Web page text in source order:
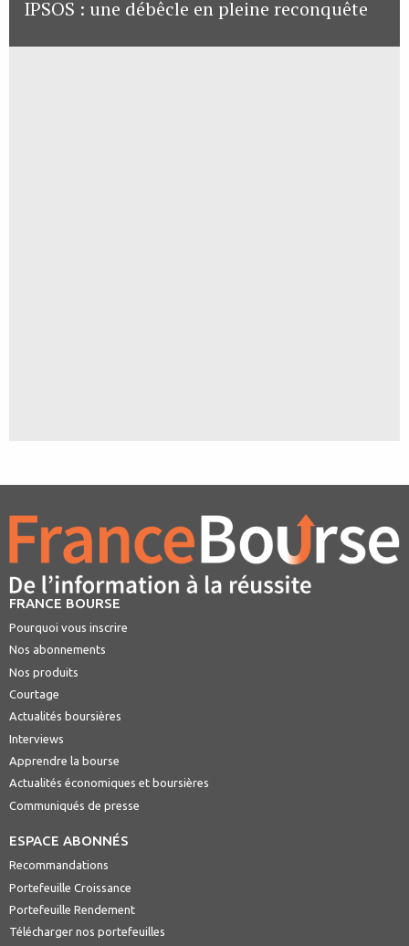
IPSOS : une débêcle en pleine reconquête
FRANCE BOURSE
Pourquoi vous inscrire
Nos abonnements
Nos produits
Courtage
Actualités boursières
Interviews
Apprendre la bourse
Actualités économiques et boursières
Communiqués de presse
ESPACE ABONNÉS
Recommandations
Portefeuille Croissance
Portefeuille Rendement
Télécharger nos portefeuilles